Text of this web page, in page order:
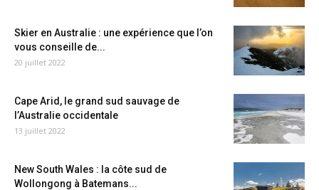
Skier en Australie : une expérience que l’on
vous conseille de...
20 juillet 2022
Cape Arid, le grand sud sauvage de
l’Australie occidentale
13 juillet 2022
New South Wales : la côte sud de
Wollongong à Batemans...